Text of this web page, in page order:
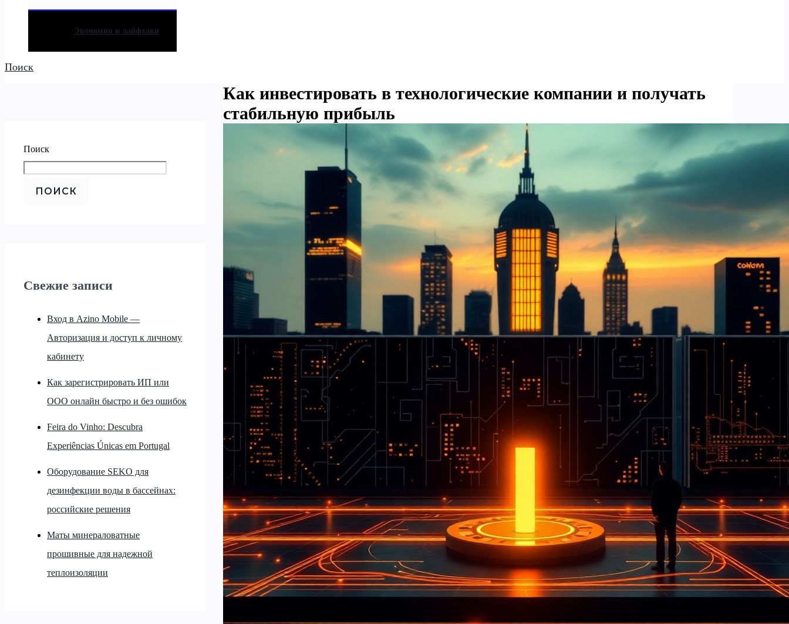
Экономия и лайфхаки
Поиск
Поиск
ПОИСК
Свежие записи
Вход в Azino Mobile —
Авторизация и доступ к личному
кабинету
Как зарегистрировать ИП или
ООО онлайн быстро и без ошибок
Feira do Vinho: Descubra
Experiências Únicas em Portugal
Оборудование SEKO для
дезинфекции воды в бассейнах:
российские решения
Маты минераловатные
прошивные для надежной
теплоизоляции
Как инвестировать в технологические компании и получать
стабильную прибыль